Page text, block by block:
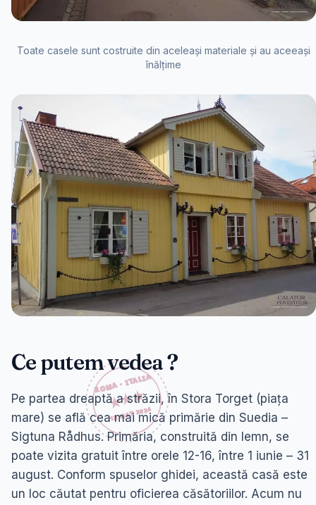
Toate casele sunt costruite din aceleași materiale și au aceeași
înălțime
Ce putem vedea ?
Pe partea dreaptă a străzii, în Stora Torget (piața
mare) se află cea mai mică primărie din Suedia –
Sigtuna Rådhus. Primăria, construită din lemn, se
poate vizita gratuit între orele 12-16, între 1 iunie – 31
august. Conform spuselor ghidei, această casă este
un loc căutat pentru oficierea căsătoriilor. Acum nu